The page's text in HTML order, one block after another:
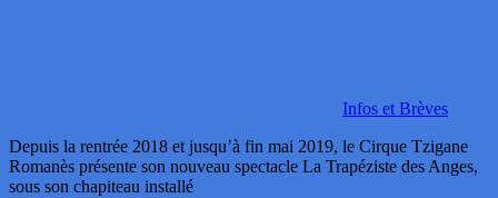
Infos et Brèves
Depuis la rentrée 2018 et jusqu’à fin mai 2019, le Cirque Tzigane
Romanès présente son nouveau spectacle La Trapéziste des Anges,
sous son chapiteau installé